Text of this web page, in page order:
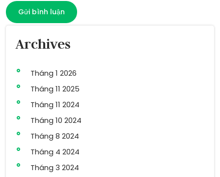
Archives
Tháng 1 2026
Tháng 11 2025
Tháng 11 2024
Tháng 10 2024
Tháng 8 2024
Tháng 4 2024
Tháng 3 2024